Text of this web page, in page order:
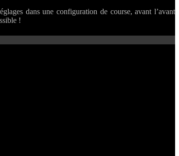
dans une configuration de course, avant l’avant
!